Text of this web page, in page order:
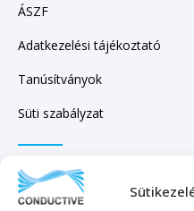
ÁSZF
Adatkezelési tájékoztató
Tanúsítványok
Süti szabályzat
IRATKOZZON FEL